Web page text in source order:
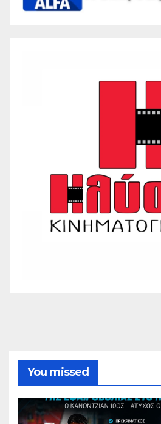
You missed